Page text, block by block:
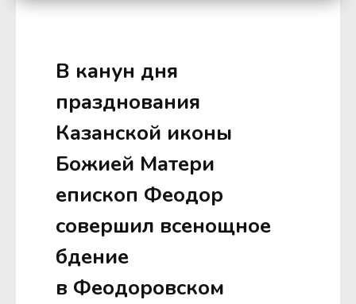
В канун дня
празднования
Казанской иконы
Божией Матери
епископ Феодор
совершил всенощное
бдение
в Феодоровском